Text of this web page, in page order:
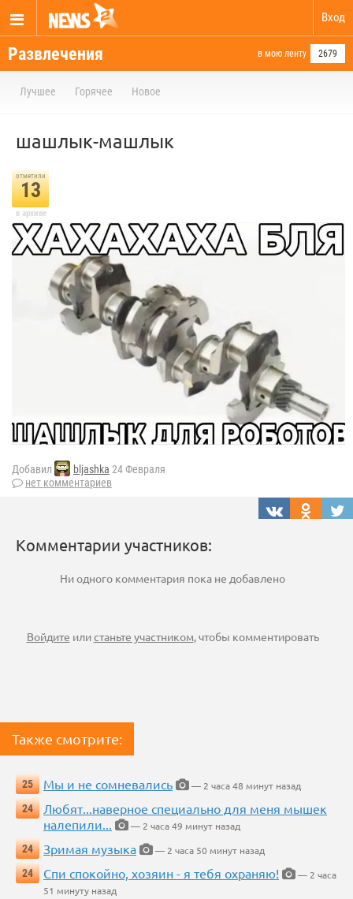
Вход
Развлечения в мою ленту 2679
Лучшее Горячее Новое
шашлык-машлык
отметили
13
в архиве
Добавил bljashka 24 Февраля
нет комментариев
Комментарии участников:
Ни одного комментария пока не добавлено
Войдите илистаньте участником, чтобы комментировать
Также смотрите:
25 Мы и не сомневались
— 2 часа 48 минут назад
24
Любят...наверное специально для меня мышек
налепили...
— 2 часа 49 минут назад
24
Зримая музыка
— 2 часа 50 минут назад
24
Спи спокойно, хозяин - я тебя охраняю!
— 2 часа
51 минуту назад